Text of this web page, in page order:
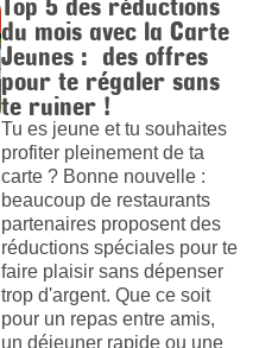
du mois avec la Carte
Jeunes : des offres
pour te régaler sans
te ruiner !
Tu es jeune et tu souhaites
profiter pleinement de ta
carte ? Bonne nouvelle :
beaucoup de restaurants
partenaires proposent des
réductions spéciales pour te
faire plaisir sans dépenser
trop d'argent. Que ce soit
pour un repas entre amis,
un déjeuner rapide ou une